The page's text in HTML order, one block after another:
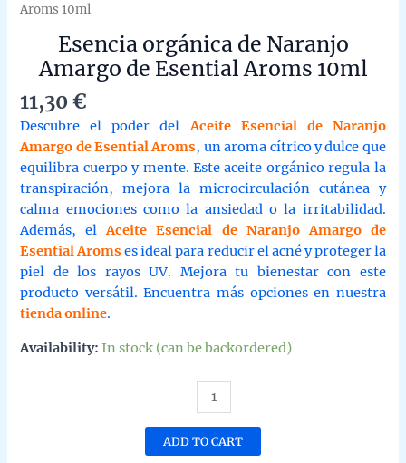
Aroms 10ml
Esencia orgánica de Naranjo
Amargo de Esential Aroms 10ml
11,30€
Descubre el poder delAceite Esencial de Naranjo
Amargo de Esential Aroms, un aroma cítrico y dulce que
equilibra cuerpo y mente. Este aceite orgánico regula la
transpiración, mejora la microcirculación cutánea y
calma emociones como la ansiedad o la irritabilidad.
Además, elAceite Esencial de Naranjo Amargo de
Esential Aroms es ideal para reducir el acné y proteger la
piel de los rayos UV. Mejora tu bienestar con este
producto versátil. Encuentra más opciones en nuestra
tienda online.
Availability: In stock (can be backordered)
orgánica
de
Naranjo
ADD TO CART